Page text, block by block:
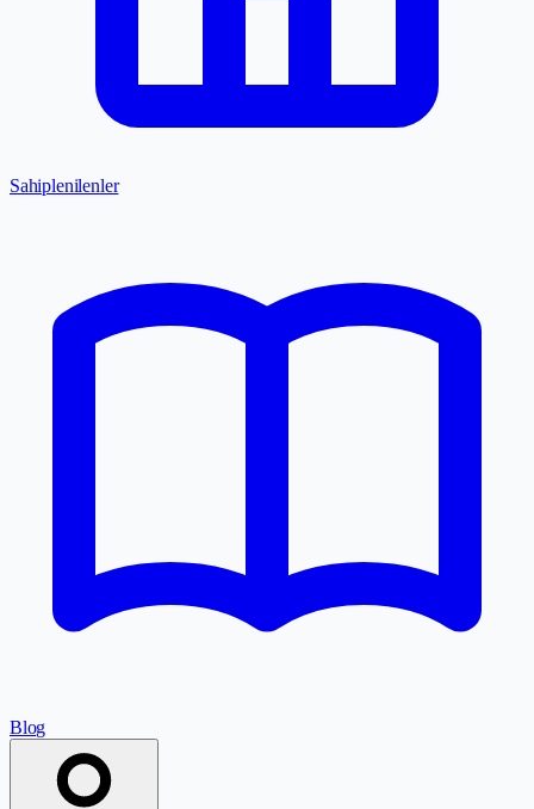
Sahiplenilenler
Blog